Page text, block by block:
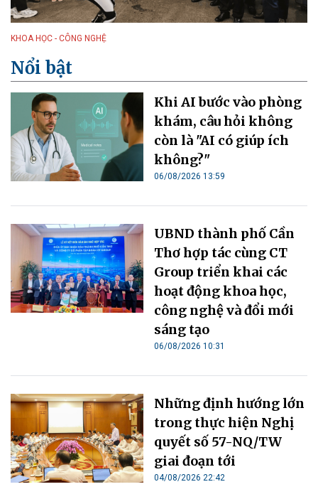
KHOA HỌC - CÔNG NGHỆ
Nổi bật
Khi AI bước vào phòng
khám, câu hỏi không
còn là "AI có giúp ích
không?"
06/08/2026 13:59
UBND thành phố Cần
Thơ hợp tác cùng CT
Group triển khai các
hoạt động khoa học,
công nghệ và đổi mới
sáng tạo
06/08/2026 10:31
Những định hướng lớn
trong thực hiện Nghị
quyết số 57-NQ/TW
giai đoạn tới
04/08/2026 22:42